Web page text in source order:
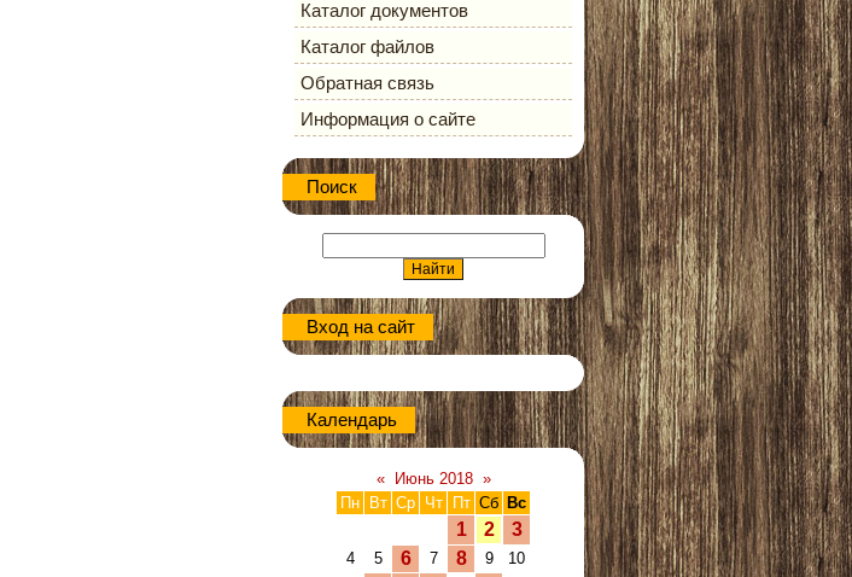
Каталог документов
Каталог файлов
Обратная связь
Информация о сайте
Поиск
Вход на сайт
Календарь
« Июнь 2018 »
Пн
Вт Ср Чт Пт Сб Вс
1 2 3
4 5 6 7 8 9
10